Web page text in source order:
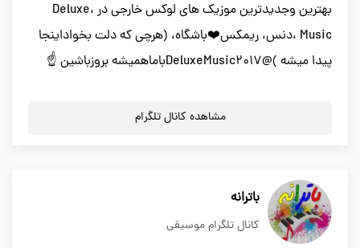
بهترین وجدیدترین موزیک های لوکس خارجی در ،Deluxe
Music ،دنس، ریمکس❤️باشگاه، (هرچی که دلت بخواداینجا
پیدا میشه )@DeluxeMusic2017باماهمیشه بروزباشین ☝️
مشاهده کانال تلگرام
باترانه
کانال تلگرام موسیقی